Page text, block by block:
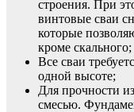
строения. При
винтовые сваи
которые
кроме скального;
Все сваи
одной высоте;
Для прочности
смесью.